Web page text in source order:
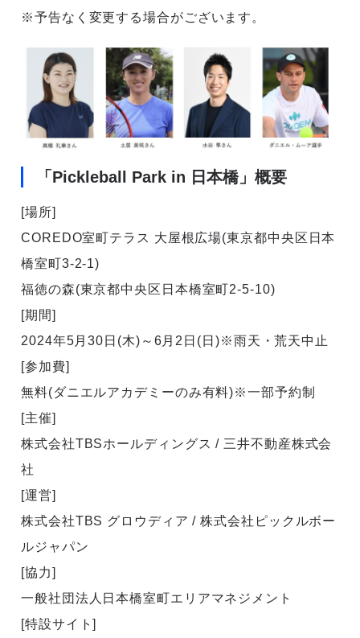
※予告なく変更する場合がございます。
「Pickleball Park in 日本橋」概要
[場所]
COREDO室町テラス 大屋根広場(東京都中央区日本
橋室町3-2-1)
福徳の森(東京都中央区日本橋室町2-5-10)
[期間]
2024年5月30日(木)～6月2日(日)※雨天・荒天中止
[参加費]
無料(ダニエルアカデミーのみ有料)※一部予約制
[主催]
株式会社TBSホールディングス / 三井不動産株式会
社
[運営]
株式会社TBS グロウディア / 株式会社ピックルボー
ルジャパン
[協力]
一般社団法人日本橋室町エリアマネジメント
[特設サイト]